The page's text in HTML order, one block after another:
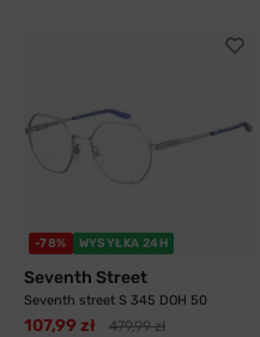
-78% WYSYŁKA 24H
Seventh Street
Seventh street S 345 DOH 50
107,99 zł 479,99 zł